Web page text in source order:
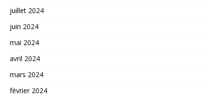
juillet 2024
juin 2024
mai 2024
avril 2024
mars 2024
février 2024